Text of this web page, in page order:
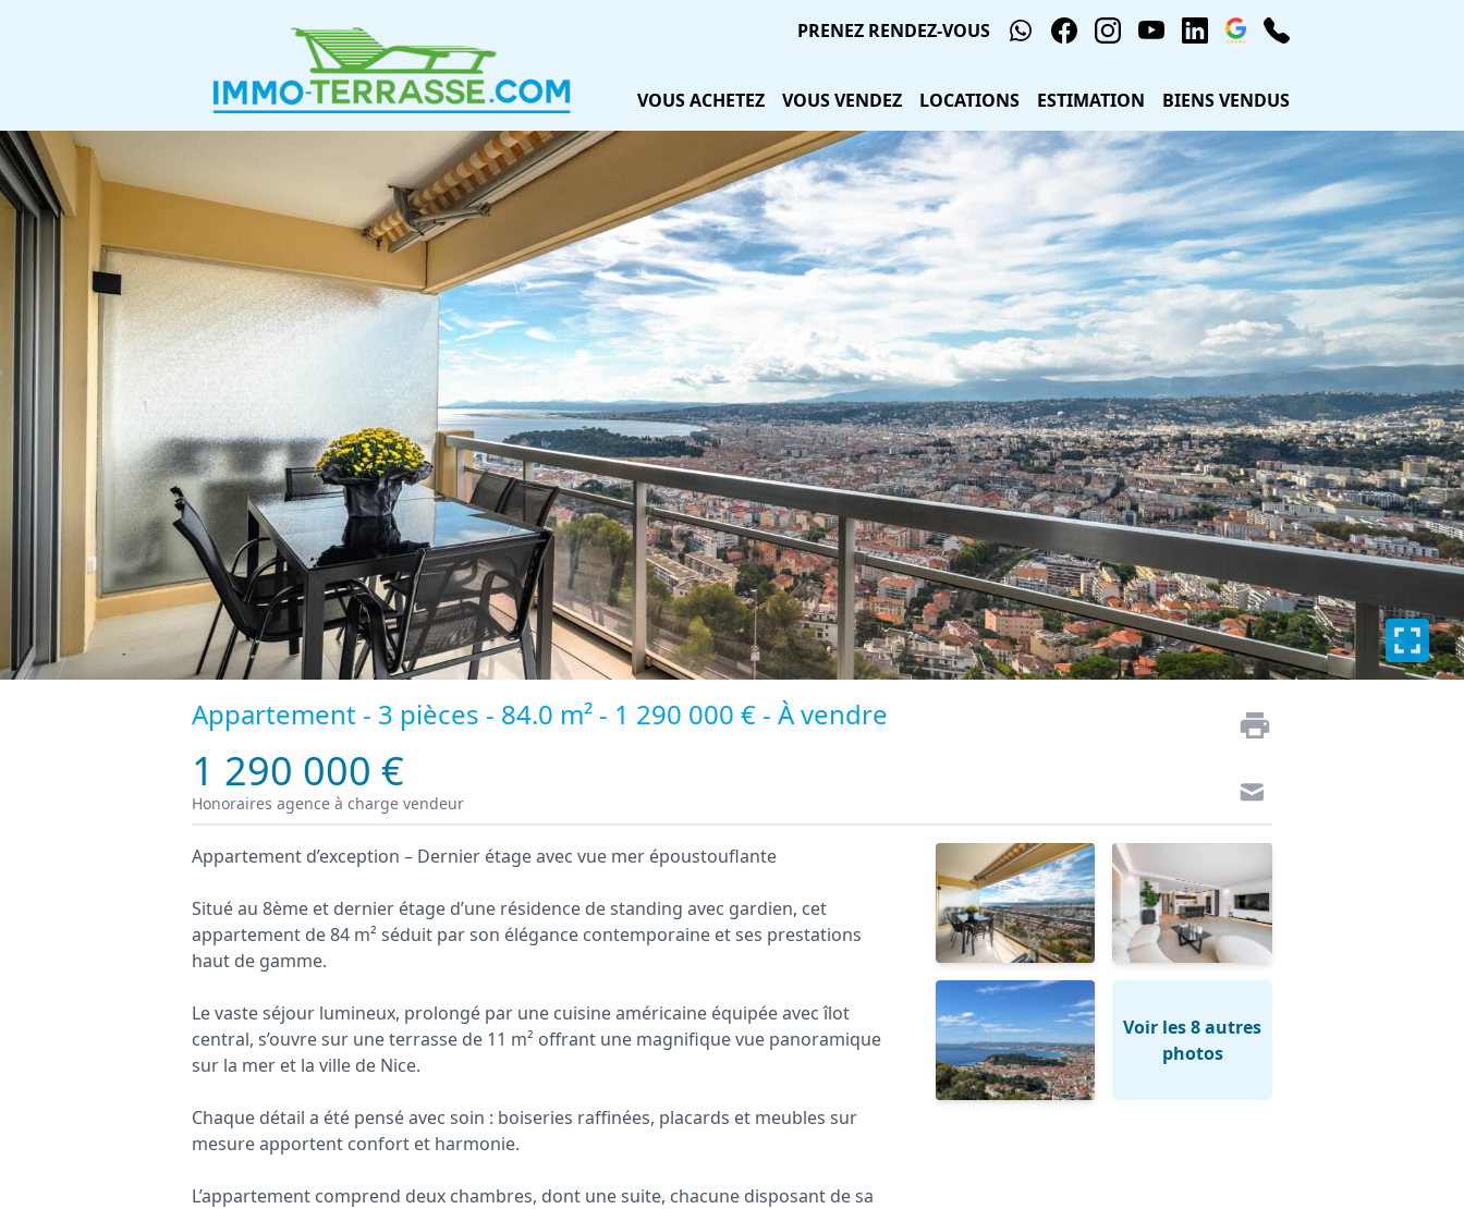
PRENEZ RENDEZ-VOUS
VOUS ACHETEZ VOUS VENDEZ LOCATIONS ESTIMATION BIENS VENDUS
Appartement - 3 pièces - 84.0 m² - 1 290 000 € - À vendre
1 290 000 €
Honoraires agence à charge vendeur
Appartement d’exception – Dernier étage avec vue mer époustouflante
Situé au 8ème et dernier étage d’une résidence de standing avec gardien, cet
appartement de 84 m² séduit par son élégance contemporaine et ses prestations
haut de gamme.
Le vaste séjour lumineux, prolongé par une cuisine américaine équipée avec îlot
central, s’ouvre sur une terrasse de 11 m² offrant une magnifique vue panoramique
sur la mer et la ville de Nice.
Chaque détail a été pensé avec soin : boiseries raffinées, placards et meubles sur
mesure apportent confort et harmonie.
L’appartement comprend deux chambres, dont une suite, chacune disposant de sa
Voir les 8 autres
photos